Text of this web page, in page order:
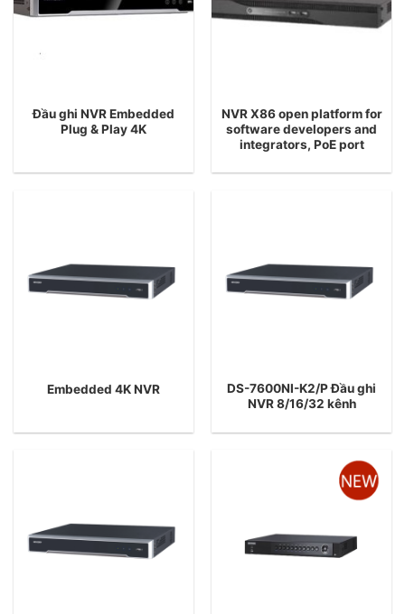
Đầu ghi NVR Embedded
Plug & Play 4K
NVR X86 open platform for
software developers and
integrators, PoE port
Embedded 4K NVR
DS-7600NI-K2/P Đầu ghi
NVR 8/16/32 kênh